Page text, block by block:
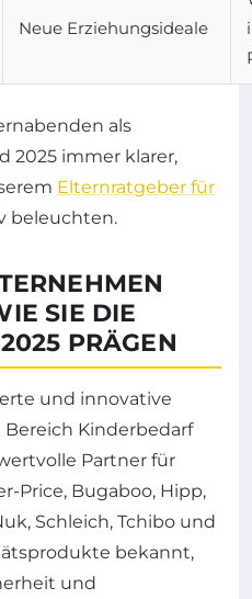
Neue Erziehungsideale
als
2025 immer klarer,
Elternratgeber für
beleuchten.
SIE DIE
PRÄGEN
und innovative
Kinderbedarf
Partner für
Price, Bugaboo, Hipp,
Schleich, Tchibo und
bekannt,
und